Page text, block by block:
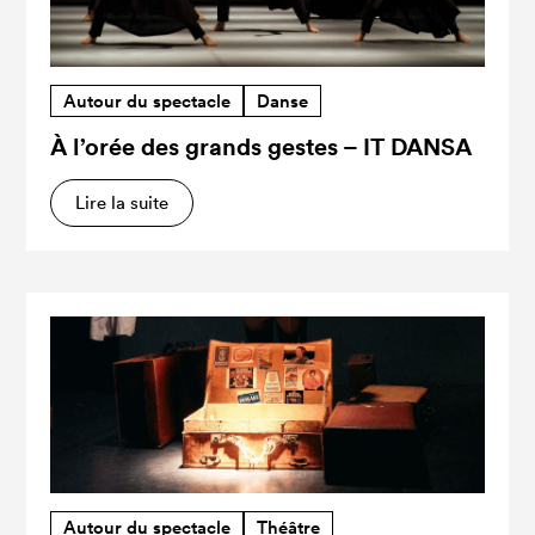
Autour du spectacle Danse
À l’orée des grands gestes – IT DANSA
Lire la suite
Autour du spectacle Théâtre